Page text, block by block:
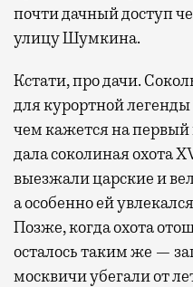
почти дачный доступ
улицу Шумкина.
Кстати, про дачи.
для курортной
чем кажется на первый
дала соколиная охота
выезжали царские и
а особенно ей
Позже, когда охота
осталось таким же —
москвичи убегали от